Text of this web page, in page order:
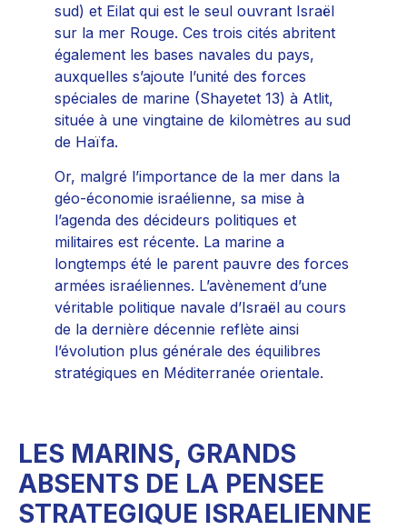
sud) et Eilat qui est le seul ouvrant Israël
sur la mer Rouge. Ces trois cités abritent
également les bases navales du pays,
auxquelles s’ajoute l’unité des forces
spéciales de marine (Shayetet 13) à Atlit,
située à une vingtaine de kilomètres au sud
de Haïfa.
Or, malgré l’importance de la mer dans la
géo-économie israélienne, sa mise à
l’agenda des décideurs politiques et
militaires est récente. La marine a
longtemps été le parent pauvre des forces
armées israéliennes. L’avènement d’une
véritable politique navale d’Israël au cours
de la dernière décennie reflète ainsi
l’évolution plus générale des équilibres
stratégiques en Méditerranée orientale.
LES MARINS, GRANDS
ABSENTS DE LA PENSEE
STRATEGIQUE ISRAELIENNE